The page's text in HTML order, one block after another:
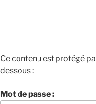
Ce contenu est protégé
dessous :
Mot de passe :